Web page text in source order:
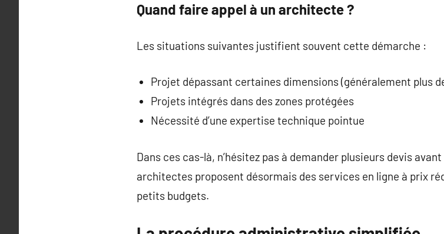
Quand faire appel à un architecte ?
Les situations suivantes justifient souvent cette démarche :
Projet dépassant certaines dimensions (généralement plus
Projets intégrés dans des zones protégées
Nécessité d’une expertise technique pointue
Dans ces cas-là, n’hésitez pas à demander plusieurs devis
architectes proposent désormais des services en ligne à prix
petits budgets.